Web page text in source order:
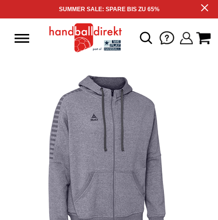
SUMMER SALE: SPARE BIS ZU 65%